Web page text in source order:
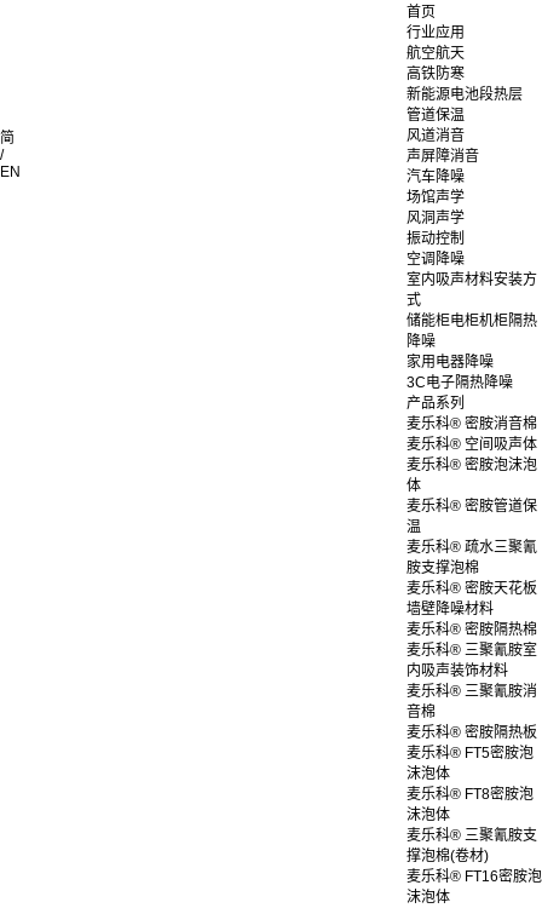
简
/
EN
首页
行业应用
航空航天
高铁防寒
新能源电池段热层
管道保温
风道消音
声屏障消音
汽车降噪
场馆声学
风洞声学
振动控制
空调降噪
室内吸声材料安装方
式
储能柜电柜机柜隔热
降噪
家用电器降噪
3C电子隔热降噪
产品系列
麦乐科® 密胺消音棉
麦乐科® 空间吸声体
麦乐科® 密胺泡沫泡
体
麦乐科® 密胺管道保
温
麦乐科® 疏水三聚氰
胺支撑泡棉
麦乐科® 密胺天花板
墙壁降噪材料
麦乐科® 密胺隔热棉
麦乐科® 三聚氰胺室
内吸声装饰材料
麦乐科® 三聚氰胺消
音棉
麦乐科® 密胺隔热板
麦乐科® FT5密胺泡
沫泡体
麦乐科® FT8密胺泡
沫泡体
麦乐科® 三聚氰胺支
撑泡棉(卷材)
麦乐科® FT16密胺泡
沫泡体